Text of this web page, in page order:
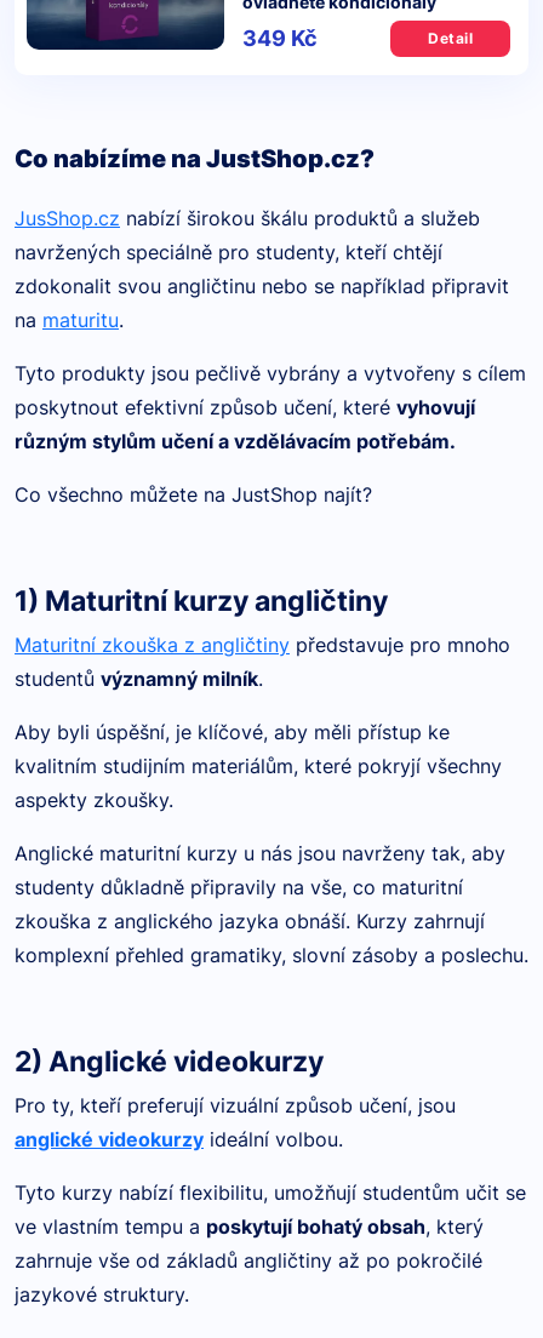
349 Kč Detail
Co nabízíme na JustShop.cz?
JusShop.cz nabízí širokou škálu produktů a služeb
navržených speciálně pro studenty, kteří chtějí
zdokonalit svou angličtinu nebo se například připravit
na maturitu.
Tyto produkty jsou pečlivě vybrány a vytvořeny s cílem
poskytnout efektivní způsob učení, které vyhovují
různým stylům učení a vzdělávacím potřebám.
Co všechno můžete na JustShop najít?
1) Maturitní kurzy angličtiny
Maturitní zkouška z angličtiny představuje pro mnoho
studentů významný milník.
Aby byli úspěšní, je klíčové, aby měli přístup ke
kvalitním studijním materiálům, které pokryjí všechny
aspekty zkoušky.
Anglické maturitní kurzy u nás jsou navrženy tak, aby
studenty důkladně připravily na vše, co maturitní
zkouška z anglického jazyka obnáší. Kurzy zahrnují
komplexní přehled gramatiky, slovní zásoby a poslechu.
2) Anglické videokurzy
Pro ty, kteří preferují vizuální způsob učení, jsou
anglické videokurzy ideální volbou.
Tyto kurzy nabízí flexibilitu, umožňují studentům učit se
ve vlastním tempu a poskytují bohatý obsah, který
zahrnuje vše od základů angličtiny až po pokročilé
jazykové struktury.